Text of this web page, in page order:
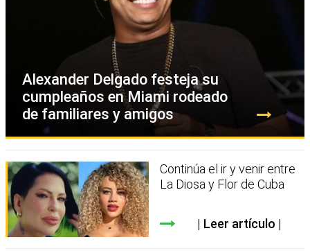
Alexander Delgado festeja su
cumpleaños en Miami rodeado
de familiares y amigos
Continúa el ir y venir entre
La Diosa y Flor de Cuba
Leer artículo